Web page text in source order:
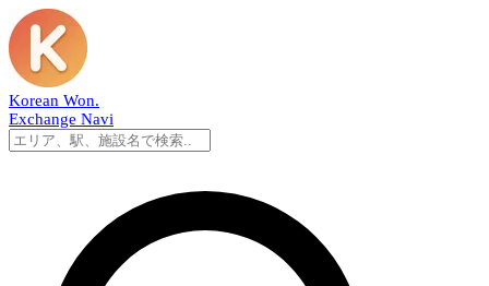
Korean Won.
Exchange Navi